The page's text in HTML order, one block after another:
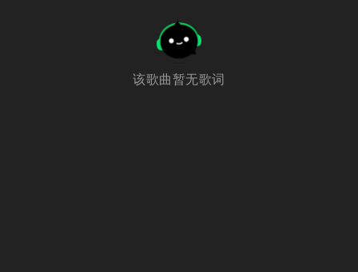
该歌曲暂无歌词